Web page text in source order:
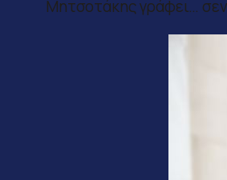
Μητσοτάκης γράφει…